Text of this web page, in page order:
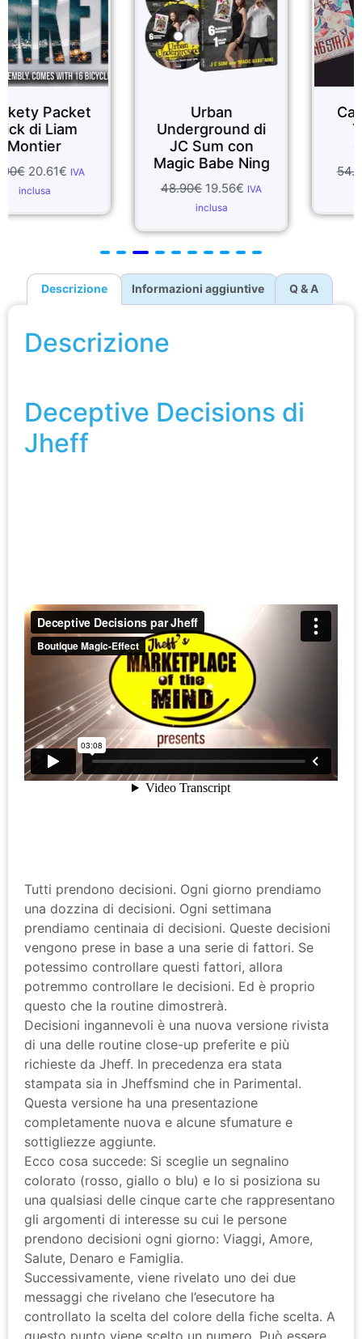
IVA
Underground di
JC Sum con
Magic Babe Ning
19.56€ IVA
Carte da
TuoYan da
collezione
54.99 49.49€
Descrizione Informazioni aggiuntive Q & A
Descrizione
Deceptive Decisions di
Jheff
Tutti prendono decisioni. Ogni giorno prendiamo
una dozzina di decisioni. Ogni settimana
prendiamo centinaia di decisioni. Queste decisioni
vengono prese in base a una serie di fattori. Se
potessimo controllare questi fattori, allora
potremmo controllare le decisioni. Ed è proprio
questo che la routine dimostrerà.
Decisioni ingannevoli è una nuova versione rivista
di una delle routine close-up preferite e più
richieste da Jheff. In precedenza era stata
stampata sia in Jheffsmind che in Parimental.
Questa versione ha una presentazione
completamente nuova e alcune sfumature e
sottigliezze aggiunte.
Ecco cosa succede: Si sceglie un segnalino
colorato (rosso, giallo o blu) e lo si posiziona su
una qualsiasi delle cinque carte che rappresentano
gli argomenti di interesse su cui le persone
prendono decisioni ogni giorno: Viaggi, Amore,
Salute, Denaro e Famiglia.
Successivamente, viene rivelato uno dei due
messaggi che rivelano che l’esecutore ha
controllato la scelta del colore della fiche scelta. A
questo punto viene scelto un numero. Può essere